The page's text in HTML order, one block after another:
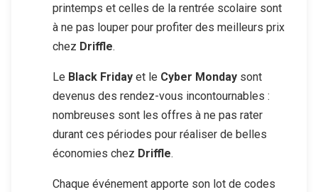
printemps et celles de la rentrée scolaire sont
à ne pas louper pour profiter des meilleurs prix
chez Driffle.
Le Black Friday et le Cyber Monday sont
devenus des rendez-vous incontournables :
nombreuses sont les offres à ne pas rater
durant ces périodes pour réaliser de belles
économies chez Driffle.
Chaque événement apporte son lot de codes